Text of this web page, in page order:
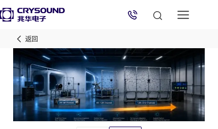
返回
兆华电子技术支持
技术支持专员2026/8/7 01:11:22